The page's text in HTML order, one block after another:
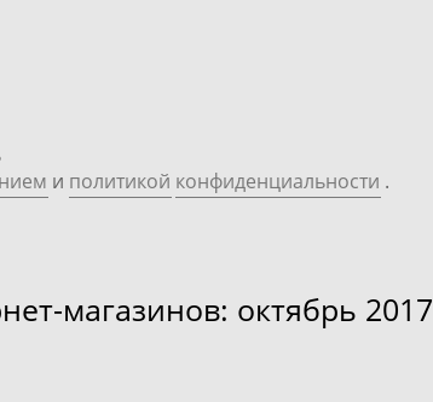
и политикой конфиденциальности .
магазинов: октябрь 2017